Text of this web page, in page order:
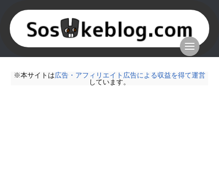
※本サイトは広告・アフィリエイト広告による収益を得て運営
しています。